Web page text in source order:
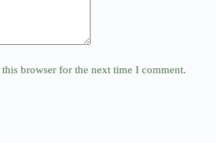
browser for the next time I comment.